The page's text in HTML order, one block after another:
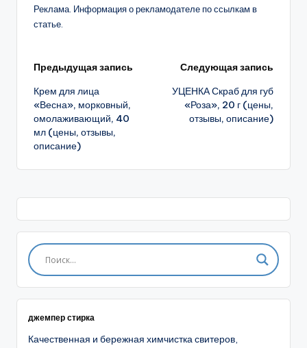
Реклама. Информация о рекламодателе по ссылкам в
статье.
Навигация
записи
Предыдущая запись
Крем для лица
«Весна», морковный,
омолаживающий, 40
мл (цены, отзывы,
описание)
Следующая запись
УЦЕНКА Скраб для губ
«Роза», 20 г (цены,
отзывы, описание)
джемпер стирка
Качественная и бережная химчистка свитеров,